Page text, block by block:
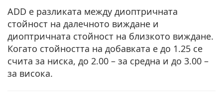
ADD е разликата между диоптричната
стойност на далечното виждане и
диоптричната стойност на близкото виждане.
Когато стойността на добавката е до 1.25 се
счита за ниска, до 2.00 – за средна и до 3.00 –
за висока.